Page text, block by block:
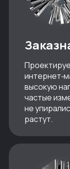
высокую
частые
не
растут.